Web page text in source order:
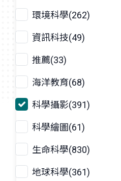
環境科學(262)
資訊科技(49)
推薦(33)
海洋教育(68)
科學攝影(391)
科學繪圖(61)
生命科學(830)
地球科學(361)